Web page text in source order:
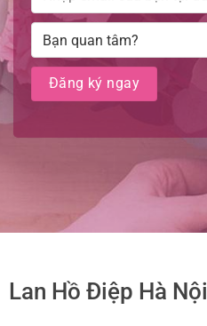
Lan Hồ Điệp Hà Nội